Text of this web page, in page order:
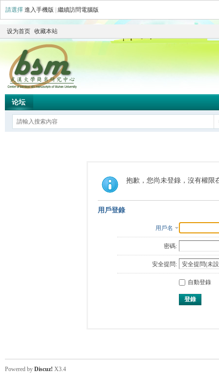
請選擇 進入手機版 繼續訪問電腦版
设为首页 收藏本站
论坛
抱歉，您尚未登錄，沒有權限
用戶登錄
用戶名
密碼:
安全提問:
自動登錄
登錄
Powered by Discuz! X3.4